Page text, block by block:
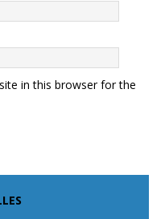
in this browser for the